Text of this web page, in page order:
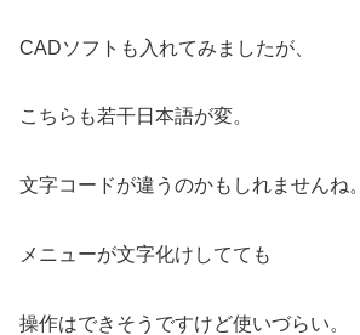
CADソフトも入れてみましたが、
こちらも若干日本語が変。
文字コードが違うのかもしれませんね。
メニューが文字化けしてても
操作はできそうですけど使いづらい。